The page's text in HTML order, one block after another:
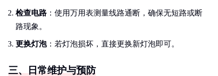
检查电路 ：使用万用表测量线路通断，确保无短路或断
路现象。
更换灯泡：若灯泡损坏，直接更换新灯泡即可。
三、日常维护与预防